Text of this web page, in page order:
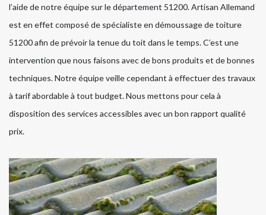
l’aide de notre équipe sur le département 51200. Artisan Allemand
est en effet composé de spécialiste en démoussage de toiture
51200 afin de prévoir la tenue du toit dans le temps. C’est une
intervention que nous faisons avec de bons produits et de bonnes
techniques. Notre équipe veille cependant à effectuer des travaux
à tarif abordable à tout budget. Nous mettons pour cela à
disposition des services accessibles avec un bon rapport qualité
prix.